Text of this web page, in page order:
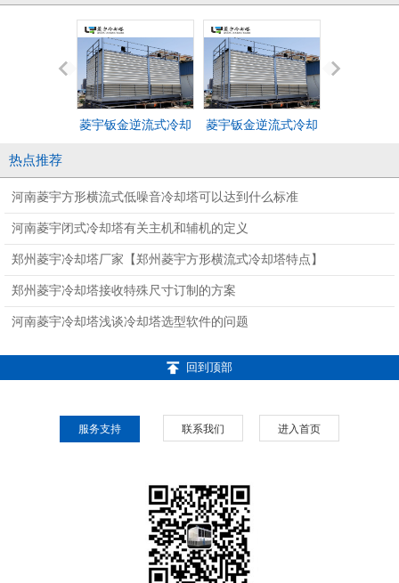
菱宇钣金逆流式冷却 菱宇钣金逆流式冷却
热点推荐
河南菱宇方形横流式低噪音冷却塔可以达到什么标准
河南菱宇闭式冷却塔有关主机和辅机的定义
郑州菱宇冷却塔厂家【郑州菱宇方形横流式冷却塔特点】
郑州菱宇冷却塔接收特殊尺寸订制的方案
河南菱宇冷却塔浅谈冷却塔选型软件的问题
回到顶部
服务支持 联系我们 进入首页